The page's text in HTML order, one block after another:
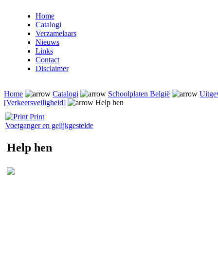
Home
Catalogi
Verzamelaars
Nieuws
Links
Contact
Disclaimer
Home Catalogi Schoolplaten België
[Verkeersveiligheid]
Help hen
Print
Voetganger en gelijkgestelde
Help hen